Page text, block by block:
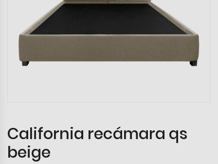
California recámara qs
beige